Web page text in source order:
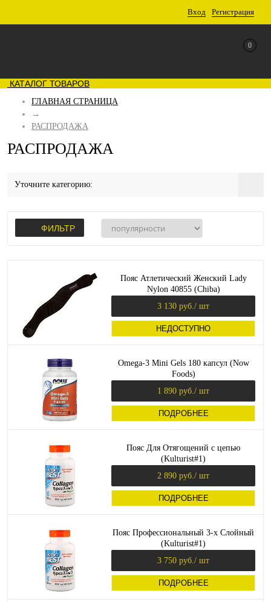
Вход Регистрация
0
КАТАЛОГ ТОВАРОВ
ГЛАВНАЯ СТРАНИЦА
→
РАСПРОДАЖА
РАСПРОДАЖА
Уточните категорию:
ФИЛЬТР
Пояс Атлетический Женский Lady
Nylon 40855 (Chiba)
3 130 руб. / шт
НЕДОСТУПНО
Omega-3 Mini Gels 180 капсул (Now
Foods)
1 890 руб. / шт
ПОДРОБНЕЕ
Пояс Для Отягощений с цепью
(Kulturist#1)
2 890 руб. / шт
ПОДРОБНЕЕ
Пояс Профессиональный 3-х Слойный
(Kulturist#1)
3 750 руб. / шт
ПОДРОБНЕЕ